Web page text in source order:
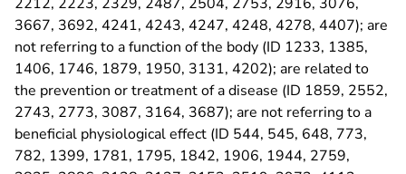
3667, 3692, 4241, 4243, 4247, 4248, 4278, 4407); are
not referring to a function of the body (ID 1233, 1385,
1406, 1746, 1879, 1950, 3131, 4202); are related to
the prevention or treatment of a disease (ID 1859, 2552,
2743, 2773, 3087, 3164, 3687); are not referring to a
beneficial physiological effect (ID 544, 545, 648, 773,
782, 1399, 1781, 1795, 1842, 1906, 1944, 2759,